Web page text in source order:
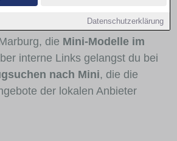
Datenschutzerklärung
interessant ist. Viele
von Autohäusern und
die Mini-Modelle im
interne Links gelangst du bei
nach Mini, die die
der lokalen Anbieter